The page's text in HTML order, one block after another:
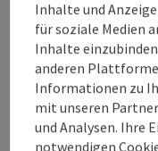
Beitrag
Inhalte und
für soziale Medien
Inhalte
anderen
Informationen zu
mit unseren
und Analysen. Ihre
notwendigen